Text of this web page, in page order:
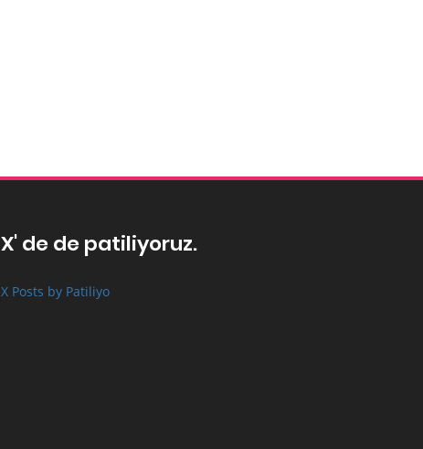
X' de de patiliyoruz.
X Posts by Patiliyo